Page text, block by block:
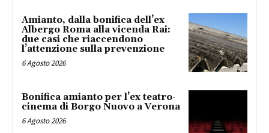
Amianto, dalla bonifica dell’ex
Albergo Roma alla vicenda Rai:
due casi che riaccendono
l’attenzione sulla prevenzione
6 Agosto 2026
Bonifica amianto per l’ex teatro-
cinema di Borgo Nuovo a Verona
6 Agosto 2026